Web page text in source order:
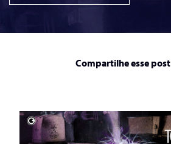
Compartilhe esse post